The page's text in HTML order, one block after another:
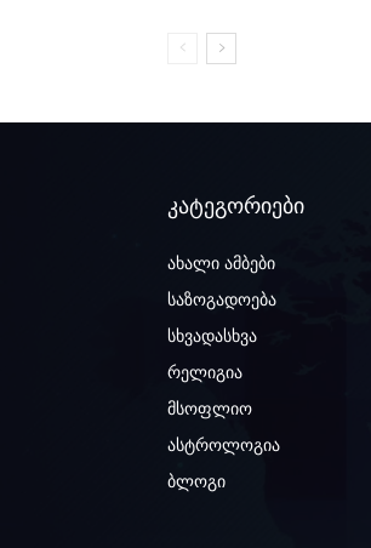
კატეგორიები
ახალი ამბები
საზოგადოება
სხვადასხვა
რელიგია
მსოფლიო
ასტროლოგია
ბლოგი